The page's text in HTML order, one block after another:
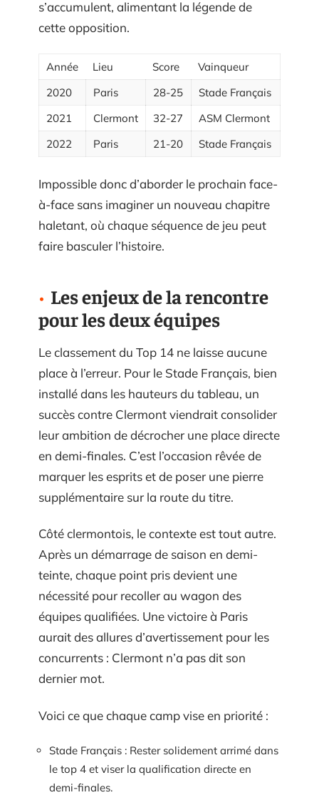
s’accumulent, alimentant la légende de
cette opposition.
Année Lieu Score
Vainqueur
2020
Paris 28-25
Stade Français
2021
Clermont 32-27
ASM Clermont
2022
Paris 21-20 Stade Français
Impossible donc d’aborder le prochain face-
à-face sans imaginer un nouveau chapitre
haletant, où chaque séquence de jeu peut
faire basculer l’histoire.
Les enjeux de la rencontre
pour les deux équipes
Le classement du Top 14 ne laisse aucune
place à l’erreur. Pour le Stade Français, bien
installé dans les hauteurs du tableau, un
succès contre Clermont viendrait consolider
leur ambition de décrocher une place directe
en demi-finales. C’est l’occasion rêvée de
marquer les esprits et de poser une pierre
supplémentaire sur la route du titre.
Côté clermontois, le contexte est tout autre.
Après un démarrage de saison en demi-
teinte, chaque point pris devient une
nécessité pour recoller au wagon des
équipes qualifiées. Une victoire à Paris
aurait des allures d’avertissement pour les
concurrents : Clermont n’a pas dit son
dernier mot.
Voici ce que chaque camp vise en priorité :
Stade Français : Rester solidement arrimé dans
le top 4 et viser la qualification directe en
demi-finales.